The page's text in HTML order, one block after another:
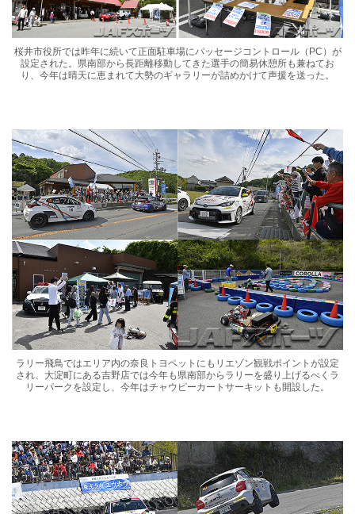
桜井市役所では昨年に続いて正面駐車場にパッセージコントロール（PC）が
設定された。県南部から長距離移動してきた選手の簡易休憩所も兼ねてお
り、今年は晴天に恵まれて大勢のギャラリーが詰めかけて声援を送った。
ラリー飛鳥ではエリア内の奈良トヨペットにもリエゾン観戦ポイントが設定
され、大淀町にある吉野店では今年も県南部からラリーを盛り上げるべくラ
リーパークを設定し、今年はチャウピーカートサーキットも開設した。